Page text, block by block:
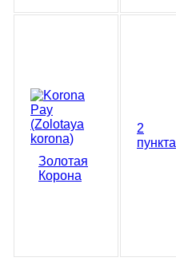
Золотая
Корона
2
пункта